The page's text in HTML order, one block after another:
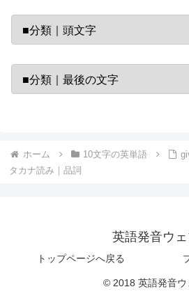
ホーム 10文字の英単語
タカナ読み｜品詞
英語発音ウ
トップページへ戻る
© 2018 英語発音ウ